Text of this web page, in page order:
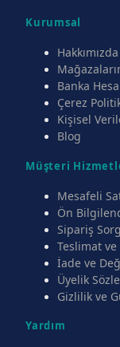
Kurumsal
Hakkımızda
Banka
Çerez
Kişisel
Blog
Müşteri
Mesafeli
Ön
Sipariş
Teslimat
İade ve
Üyelik
Gizlilik ve
Yardım